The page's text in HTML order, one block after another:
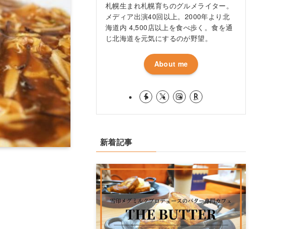
札幌生まれ札幌育ちのグルメライター。
メディア出演40回以上。2000年より北
海道内 4,500店以上を食べ歩く。食を通
じ北海道を元気にするのが野望。
About me
新着記事